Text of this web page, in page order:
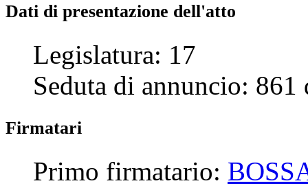
Dati di presentazione dell'atto
Legislatura: 17
Seduta di annuncio: 861
Firmatari
Primo firmatario: